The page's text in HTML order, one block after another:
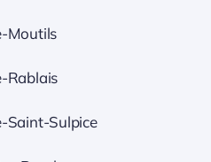
Moutils
Rablais
Saint-Sulpice